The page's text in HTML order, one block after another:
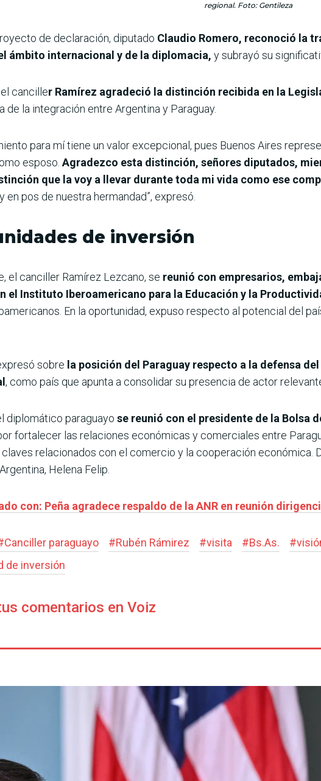
regional. Foto: Gentileza
de declaración, diputado Claudio Romero, reconoció la
ámbito internacional y de la diplomacia, y subrayó su
canciller Ramírez agradeció la distinción recibida en la
de la integración entre Argentina y Paraguay.
para mí tiene un valor excepcional, pues Buenos Aires
esposo. Agradezco esta distinción, señores diputados,
que la voy a llevar durante toda mi vida como ese
y en pos de nuestra hermandad”, expresó.
de inversión
el canciller Ramírez Lezcano, se reunió con empresarios,
el Instituto Iberoamericano para la Educación y la
En la oportunidad, expuso respecto al potencial del
sobre la posición del Paraguay respecto a la defensa
, como país que apunta a consolidar su presencia de actor
diplomático paraguayo se reunió con el presidente de la Bolsa
fortalecer las relaciones económicas y comerciales entre
relacionados con el comercio y la cooperación económica.
Helena Felip.
con: Peña agradece respaldo de la ANR en reunión
Canciller paraguayo #Rubén Rámirez #visita #Bs.As. #
de inversión
comentarios en Voiz